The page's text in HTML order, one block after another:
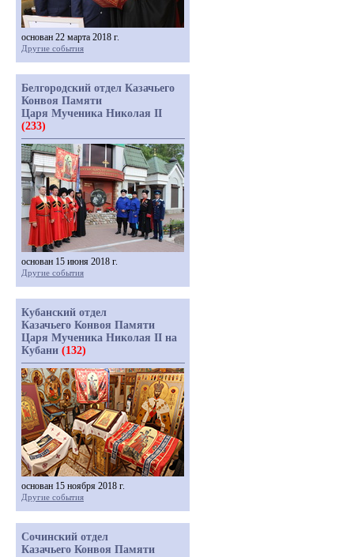
основан 22 марта 2018 г.
Другие события
Белгородский отдел Казачьего
Конвоя Памяти
Царя Мученика Николая II
(233)
основан 15 июня 2018 г.
Другие события
Кубанский отдел
Казачьего Конвоя Памяти
Царя Мученика Николая II на
Кубани (132)
основан 15 ноября 2018 г.
Другие события
Сочинский отдел
Казачьего Конвоя Памяти